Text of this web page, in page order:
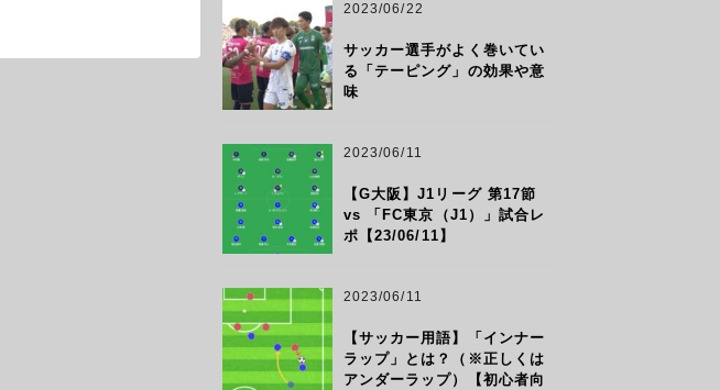
2023/06/22
サッカー選手がよく巻いてい
る「テーピング」の効果や意
味
2023/06/11
【G大阪】J1リーグ 第17節
vs 「FC東京（J1）」試合レ
ポ【23/06/11】
2023/06/11
【サッカー用語】「インナー
ラップ」とは？（※正しくは
アンダーラップ）【初心者向